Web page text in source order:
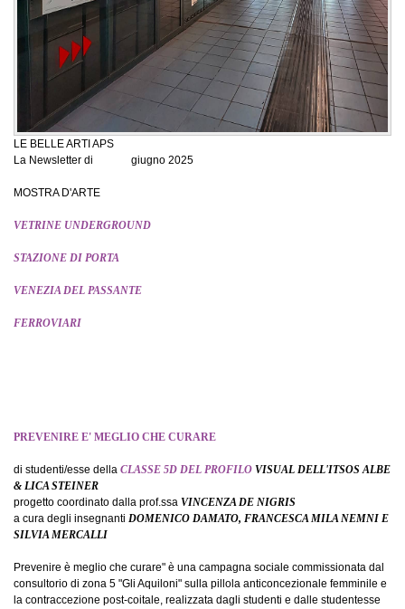
LE BELLE ARTI APS
La Newsletter di giugno 2025
MOSTRA D'ARTE
VETRINE UNDERGROUND
STAZIONE DI PORTA
VENEZIA DEL PASSANTE
FERROVIARI
PREVENIRE E' MEGLIO CHE CURARE
di studenti/esse della CLASSE 5D DEL PROFILO VISUAL DELL'ITSOS ALBE
& LICA STEINER
progetto coordinato dalla prof.ssa VINCENZA DE NIGRIS
a cura degli insegnanti DOMENICO DAMATO, FRANCESCA MILA NEMNI E
SILVIA MERCALLI
Prevenire è meglio che curare" è una campagna sociale commissionata dal
consultorio di zona 5 "Gli Aquiloni" sulla pillola anticoncezionale femminile e
la contraccezione post-coitale, realizzata dagli studenti e dalle studentesse